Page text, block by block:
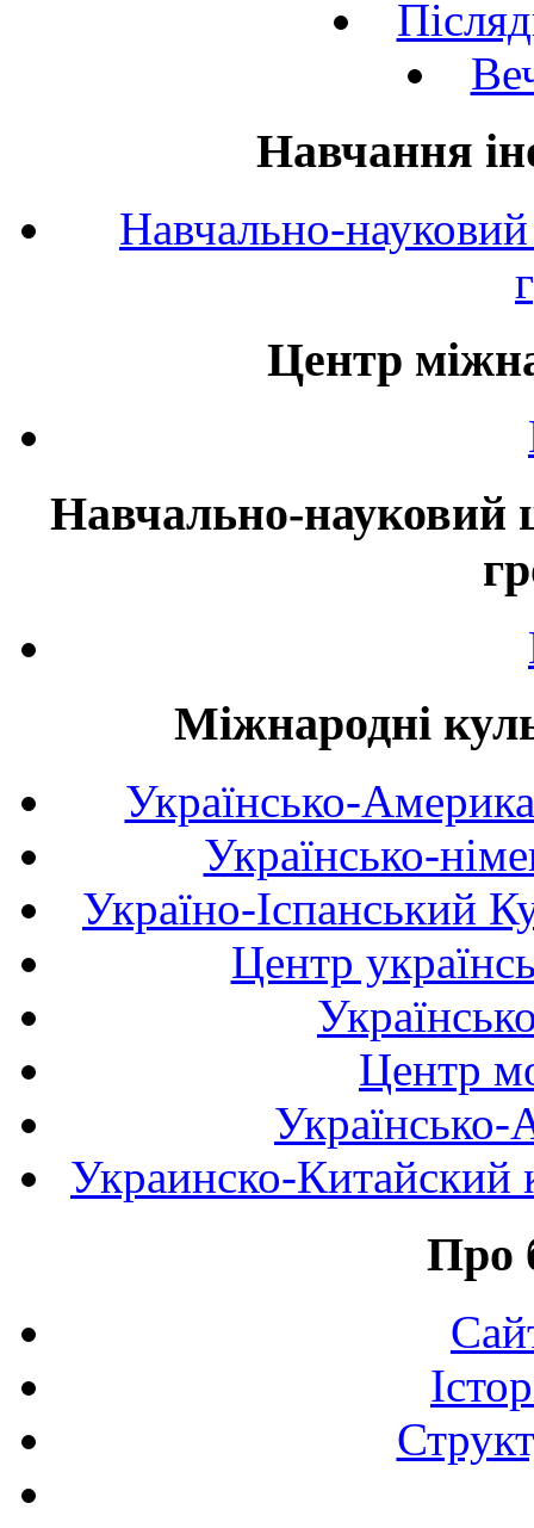
Навчання
Навчально-
Центр
Навчально-науковий
Міжнародні
Українсько-
Українсько-
Україно-Іспанський
Центр
Центр
Українсько-
Украинско-Китайский
Про